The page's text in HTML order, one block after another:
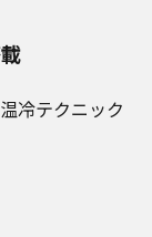
冷テクニック